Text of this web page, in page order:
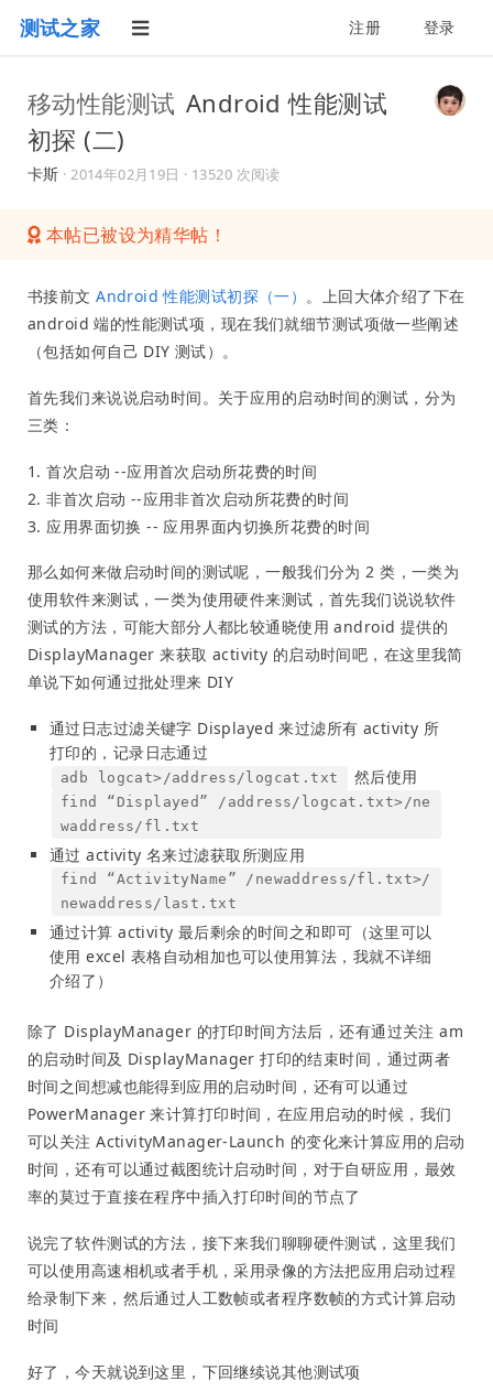
测试之家 注册 登录
移动性能测试 Android 性能测试
初探 (二)
卡斯 ·2014年02月19日 · 13520 次阅读
本帖已被设为精华帖！
书接前文Android 性能测试初探（一） 。上回大体介绍了下在
android 端的性能测试项，现在我们就细节测试项做一些阐述
（包括如何自己 DIY 测试）。
首先我们来说说启动时间。关于应用的启动时间的测试，分为
三类：
1. 首次启动 --应用首次启动所花费的时间
2. 非首次启动 --应用非首次启动所花费的时间
3. 应用界面切换 -- 应用界面内切换所花费的时间
那么如何来做启动时间的测试呢，一般我们分为 2 类，一类为
使用软件来测试，一类为使用硬件来测试，首先我们说说软件
测试的方法，可能大部分人都比较通晓使用 android 提供的
DisplayManager 来获取 activity 的启动时间吧，在这里我简
单说下如何通过批处理来 DIY
通过日志过滤关键字 Displayed 来过滤所有 activity 所
打印的，记录日志通过
adb logcat>/address/logcat.txt 然后使用
find “Displayed” /address/logcat.txt>/ne
waddress/fl.txt
通过 activity 名来过滤获取所测应用
find “ActivityName” /newaddress/fl.txt>/
newaddress/last.txt
通过计算 activity 最后剩余的时间之和即可（这里可以
使用 excel 表格自动相加也可以使用算法，我就不详细
介绍了）
除了 DisplayManager 的打印时间方法后，还有通过关注 am
的启动时间及 DisplayManager 打印的结束时间，通过两者
时间之间想减也能得到应用的启动时间，还有可以通过
PowerManager 来计算打印时间，在应用启动的时候，我们
可以关注 ActivityManager-Launch 的变化来计算应用的启动
时间，还有可以通过截图统计启动时间，对于自研应用，最效
率的莫过于直接在程序中插入打印时间的节点了
说完了软件测试的方法，接下来我们聊聊硬件测试，这里我们
可以使用高速相机或者手机，采用录像的方法把应用启动过程
给录制下来，然后通过人工数帧或者程序数帧的方式计算启动
时间
好了，今天就说到这里，下回继续说其他测试项